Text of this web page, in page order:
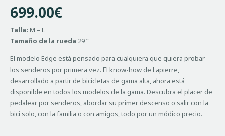
699.00€
Talla: M – L
Tamaño de la rueda 29 ”
El modelo Edge está pensado para cualquiera que quiera probar
los senderos por primera vez. El know-how de Lapierre,
desarrollado a partir de bicicletas de gama alta, ahora está
disponible en todos los modelos de la gama. Descubra el placer de
pedalear por senderos, abordar su primer descenso o salir con la
bici solo, con la familia o con amigos, todo por un módico precio.